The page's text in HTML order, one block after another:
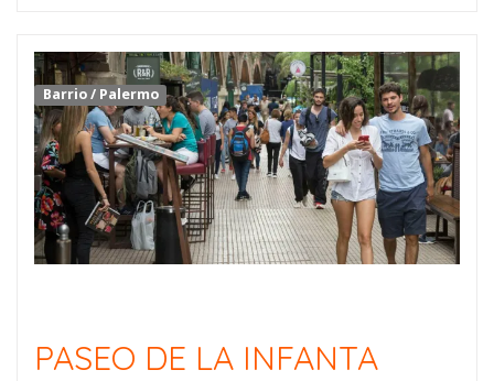
Barrio/ Palermo
PASEO DE LA INFANTA